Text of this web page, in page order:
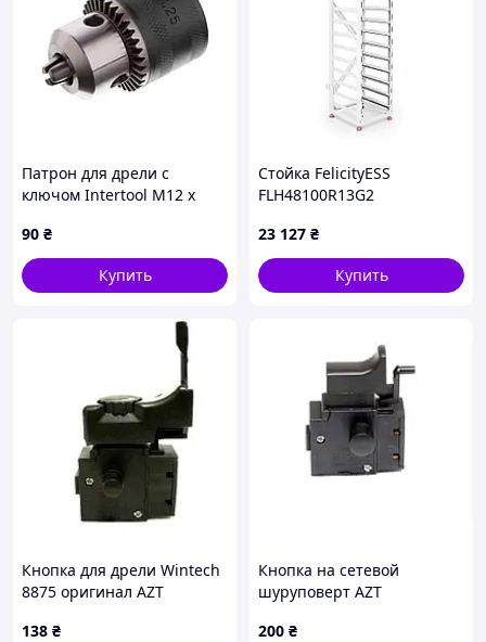
Патрон для дрели с
ключом Intertool M12 х
90 ₴
Купить
Стойка FelicityESS
FLH48100R13G2
23 127 ₴
Купить
Кнопка для дрели Wintech
8875 оригинал AZT
138 ₴
Кнопка на сетевой
шуруповерт AZT
200 ₴